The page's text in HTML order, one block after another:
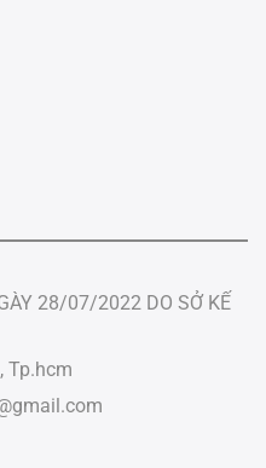
28/07/2022 DO SỞ KẾ
Tp.hcm